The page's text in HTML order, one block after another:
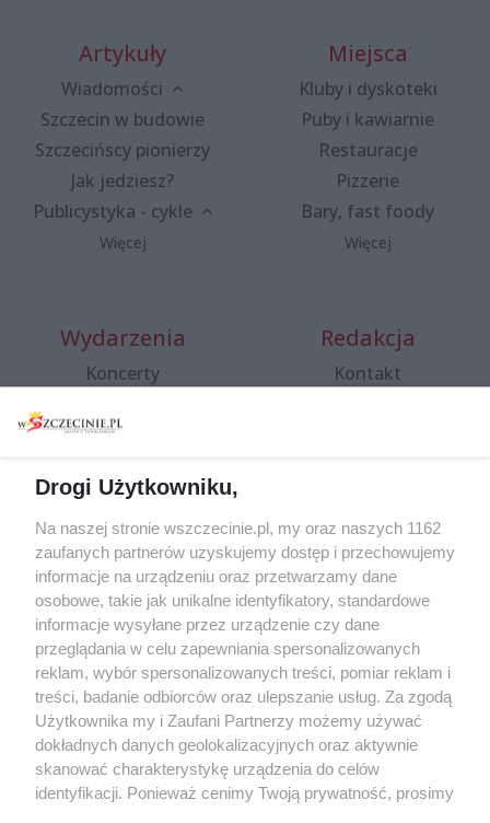
Artykuły
Wiadomości
Szczecin w budowie
Szczecińscy pionierzy
Jak jedziesz?
Publicystyka - cykle
Więcej
Miejsca
Kluby i dyskoteki
Puby i kawiarnie
Restauracje
Pizzerie
Bary, fast foody
Więcej
Wydarzenia
Koncerty
Spacery i oprowadzania
targi
Wernisaże
Więcej
Redakcja
Kontakt
Specjalny koncert z okazji
20. urodzin portalu
wSzczecinie.pl
Regulamin konkursów
śniadaniówka "Hej
Szczecin! Jest piątek!"
Partnerzy
Praca Szczecin
Drogi Użytkowniku,
Na naszej stronie wszczecinie.pl, my oraz naszych 1162
zaufanych partnerów uzyskujemy dostęp i przechowujemy
informacje na urządzeniu oraz przetwarzamy dane
osobowe, takie jak unikalne identyfikatory, standardowe
informacje wysyłane przez urządzenie czy dane
przeglądania w celu zapewniania spersonalizowanych
reklam, wybór spersonalizowanych treści, pomiar reklam i
treści, badanie odbiorców oraz ulepszanie usług. Za zgodą
Użytkownika my i Zaufani Partnerzy możemy używać
dokładnych danych geolokalizacyjnych oraz aktywnie
skanować charakterystykę urządzenia do celów
identyfikacji. Ponieważ cenimy Twoją prywatność, prosimy